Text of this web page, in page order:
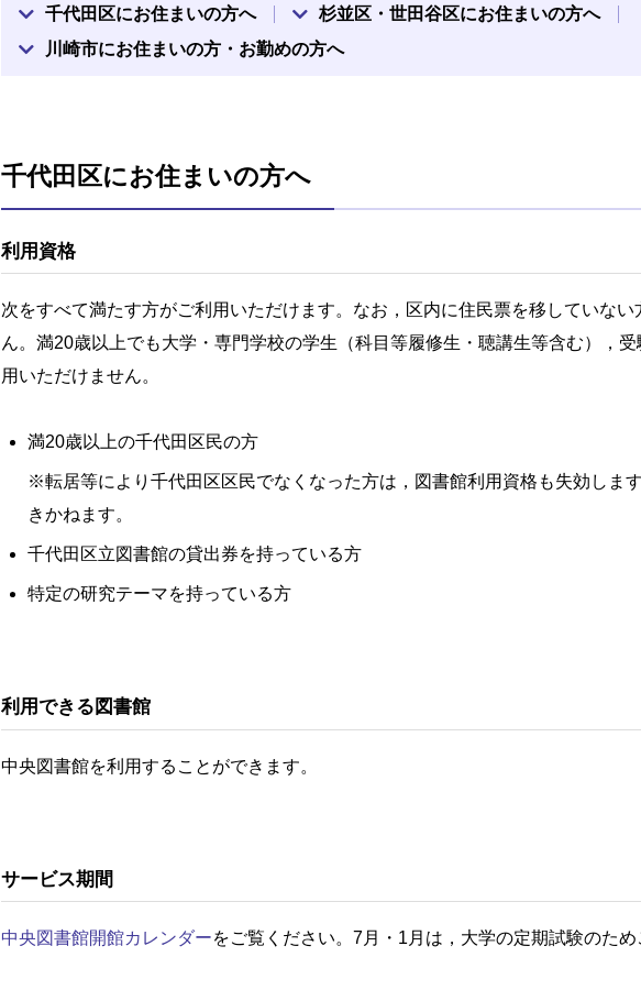
千代田区にお住まいの方へ
杉並区・世田谷区にお住まいの方へ
川崎市にお住まいの方・お勤めの方へ
千代田区にお住まいの方へ
利用資格
次をすべて満たす方がご利用いただけます。なお，区内に住民票を移していな
ん。満20歳以上でも大学・専門学校の学生（科目等履修生・聴講生等含む），
用いただけません。
満20歳以上の千代田区民の方
※転居等により千代田区区民でなくなった方は，図書館利用資格も失効しま
きかねます。
千代田区立図書館の貸出券を持っている方
特定の研究テーマを持っている方
利用できる図書館
中央図書館を利用することができます。
サービス期間
中央図書館開館カレンダーをご覧ください。7月・1月は，大学の定期試験のため